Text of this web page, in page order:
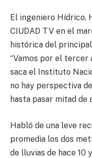
El ingeniero Hídrico,
CIUDAD TV en el
histórica del
“Vamos por el tercer
saca el Instituto
no hay perspectiva
hasta pasar mitad de
Habló de una leve
promedia los dos
de lluvias de hace 10